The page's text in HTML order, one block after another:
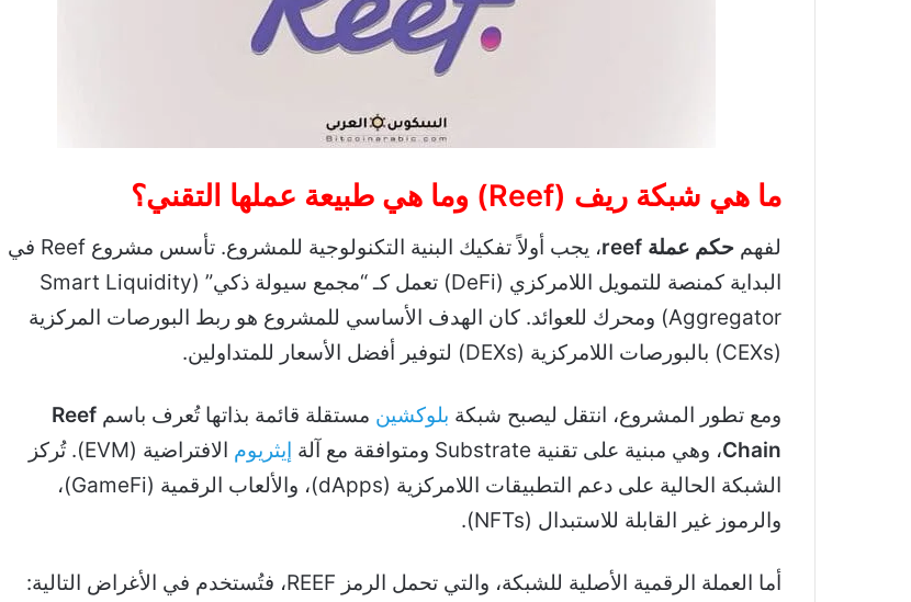
ما هي شبكة ريف (Reef) وما هي طبيعة عملها التقني؟
لفهم حكم عملة reef
، يجب أولاً تفكيك البنية التكنولوجية للمشروع. تأسس مشروع Reef في
البداية كمنصة للتمويل اللامركزي (DeFi) تعمل كـ “مجمع سيولة ذكي” (Smart Liquidity
Aggregator) ومحرك للعوائد. كان الهدف الأساسي للمشروع هو ربط البورصات المركزية
(CEXs) بالبورصات اللامركزية (DEXs) لتوفير أفضل الأسعار للمتداولين.
ومع تطور المشروع، انتقل ليصبح شبكة بلوكشين مستقلة قائمة بذاتها تُعرف باسم Reef
Chain، وهي مبنية على تقنية Substrate ومتوافقة مع آلة إيثريوم
الافتراضية (EVM). تُركز
الشبكة الحالية على دعم التطبيقات اللامركزية (dApps)، والألعاب الرقمية (GameFi)،
والرموز غير القابلة للاستبدال (NFTs).
أما العملة الرقمية الأصلية للشبكة، والتي تحمل الرمز REEF، فتُستخدم في الأغراض التالية: